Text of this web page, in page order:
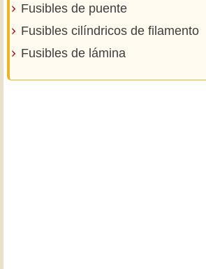
Fusibles de puente
Fusibles cilíndricos de filamento
Fusibles de lámina